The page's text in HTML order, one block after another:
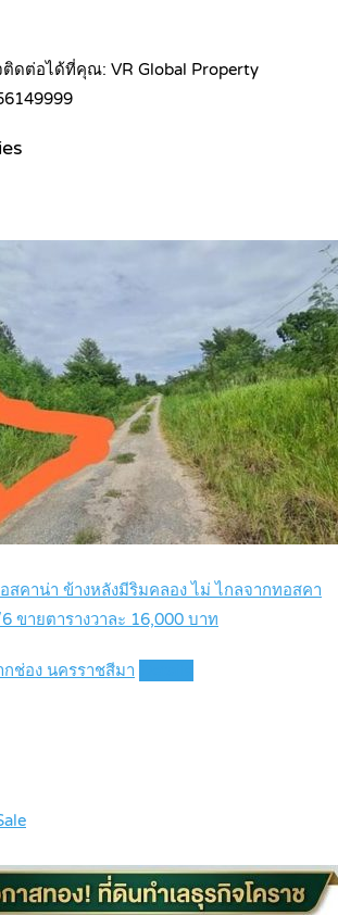
ติดต่อได้ที่คุณ: VR Global Property
สคาน่า ข้างหลังมีริมคลอง ไม่ ไกลจากทอสคา
ขายตารางวาละ 16,000 บาท
ช่อง นครราชสีมา